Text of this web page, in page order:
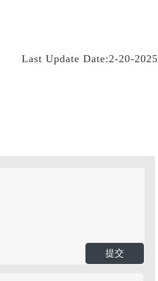
Last Update Date:2-20-2025
提交